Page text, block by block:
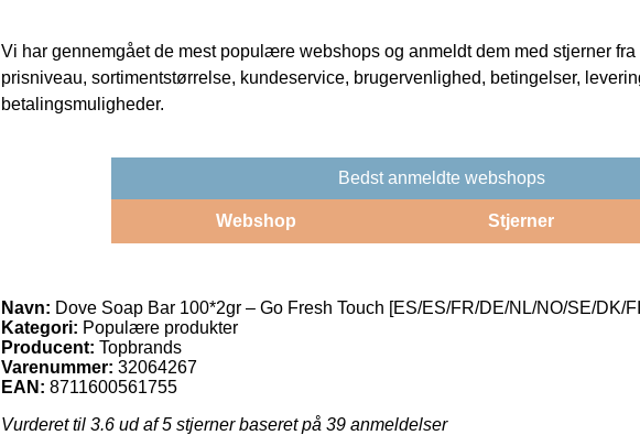
Vi har gennemgået de mest populære webshops og anmeldt dem med stjerner fra
prisniveau, sortimentstørrelse, kundeservice, brugervenlighed, betingelser,
betalingsmuligheder.
Bedst anmeldte webshops
Webshop Stjerner
Navn: Dove Soap Bar 100*2gr – Go Fresh Touch [ES/ES/FR/DE/NL/NO/SE/DK/
Kategori: Populære produkter
Producent: Topbrands
Varenummer: 32064267
EAN: 8711600561755
Vurderet til 3.6 ud af 5 stjerner baseret på 39 anmeldelser